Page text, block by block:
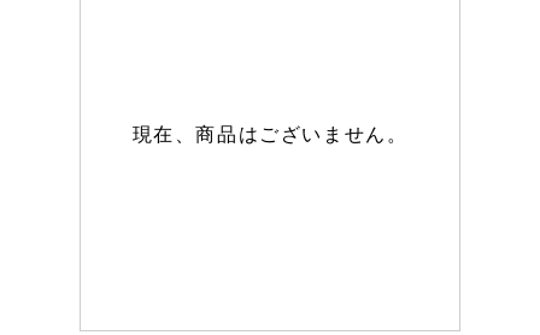
現在、商品はございません。